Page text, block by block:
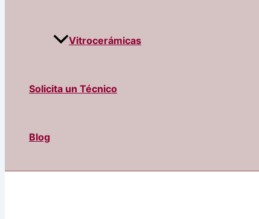
Vitrocerámicas
Solicita un Técnico
Blog